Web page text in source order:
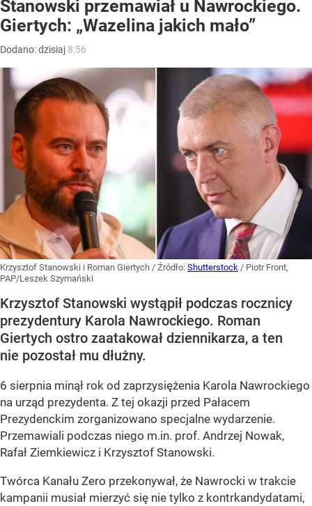
Stanowski przemawiał u Nawrockiego.
Giertych: „Wazelina jakich mało”
Dodano:dzisiaj 8:56
Krzysztof Stanowski i Roman Giertych / Źródło: Shutterstock / Piotr Front,
PAP/Leszek Szymański
Krzysztof Stanowski wystąpił podczas rocznicy
prezydentury Karola Nawrockiego. Roman
Giertych ostro zaatakował dziennikarza, a ten
nie pozostał mu dłużny.
6 sierpnia minął rok od zaprzysiężenia Karola Nawrockiego
na urząd prezydenta. Z tej okazji przed Pałacem
Prezydenckim zorganizowano specjalne wydarzenie.
Przemawiali podczas niego m.in. prof. Andrzej Nowak,
Rafał Ziemkiewicz i Krzysztof Stanowski.
Twórca Kanału Zero przekonywał, że Nawrocki w trakcie
kampanii musiał mierzyć się nie tylko z kontrkandydatami,